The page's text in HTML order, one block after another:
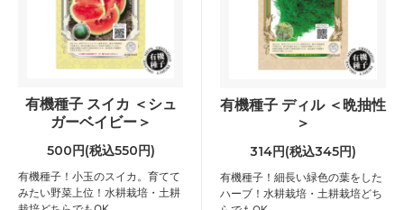
有機種子 スイカ ＜シュ
ガーベイビー＞
500円(税込550円)
有機種子！小玉のスイカ。育てて
みたい野菜上位！水耕栽培・土耕
有機種子 ディル ＜晩抽性
＞
314円(税込345円)
有機種子！細長い緑色の葉をした
ハーブ！水耕栽培・土耕栽培どち